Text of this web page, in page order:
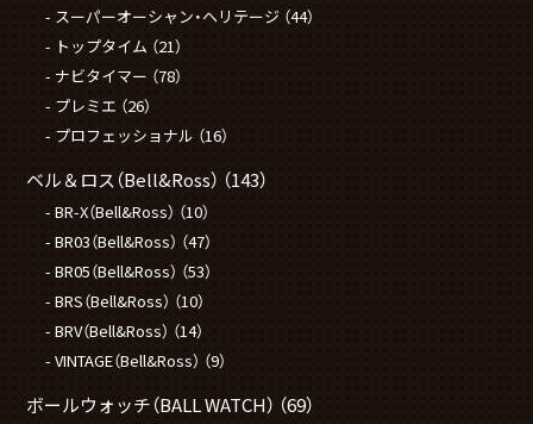
スーパーオーシャン・ヘリテージ （44）
トップタイム （21）
ナビタイマー （78）
プレミエ （26）
プロフェッショナル （16）
ベル＆ロス（Bell&Ross） （143）
BR-X（Bell&Ross） （10）
BR03（Bell&Ross） （47）
BR05（Bell&Ross） （53）
BRS（Bell&Ross） （10）
BRV（Bell&Ross） （14）
VINTAGE（Bell&Ross） （9）
ボールウォッチ（BALL WATCH） （69）